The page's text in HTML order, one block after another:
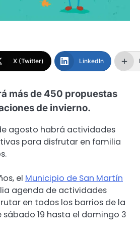
X (Twitter) LinkedIn
más de 450 propuestas
de invierno.
agosto habrá actividades
para disfrutar en familia
el Municipio de San Martín
agenda de actividades
en todos los barrios de la
sábado 19 hasta el domingo 3